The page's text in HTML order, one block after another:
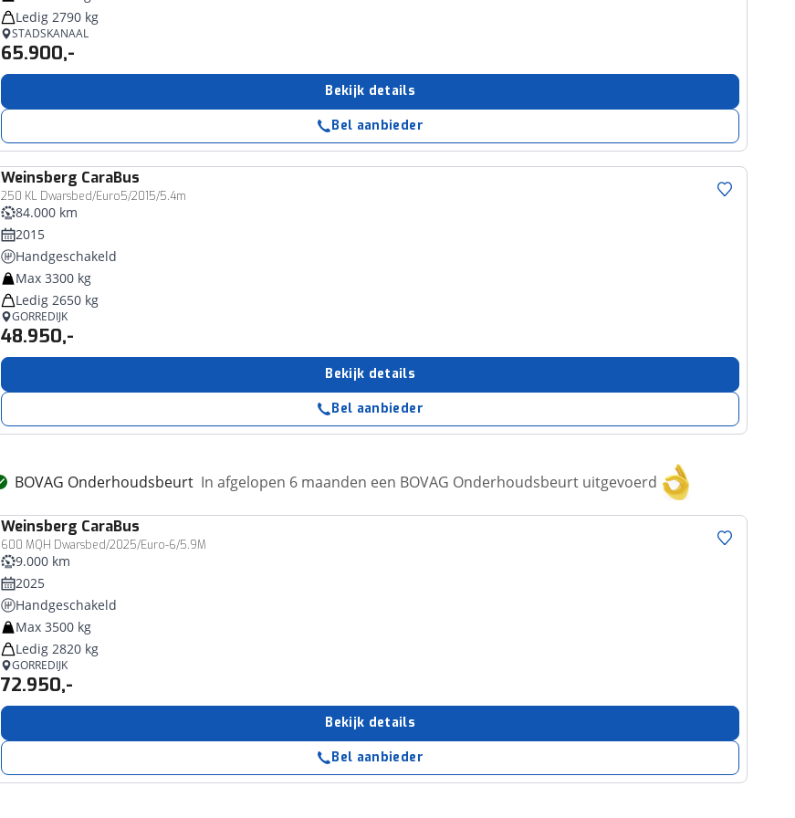
Ledig 2790 kg
STADSKANAAL
65.900,-
Bekijk details
Bel aanbieder
Weinsberg CaraBus
250 KL Dwarsbed/Euro5/2015/5.4m
84.000 km
2015
Handgeschakeld
Max 3300 kg
Ledig 2650 kg
GORREDIJK
48.950,-
Bekijk details
Bel aanbieder
BOVAG Onderhoudsbeurt In afgelopen 6 maanden een BOVAG Onderhoudsbeurt uitgevoerd
Weinsberg CaraBus
600 MQH Dwarsbed/2025/Euro-6/5.9M
9.000 km
2025
Handgeschakeld
Max 3500 kg
Ledig 2820 kg
GORREDIJK
72.950,-
Bekijk details
Bel aanbieder